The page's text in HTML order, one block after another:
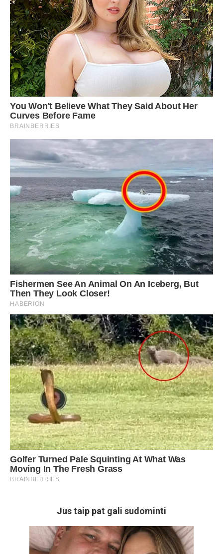
Jus taip pat gali sudominti